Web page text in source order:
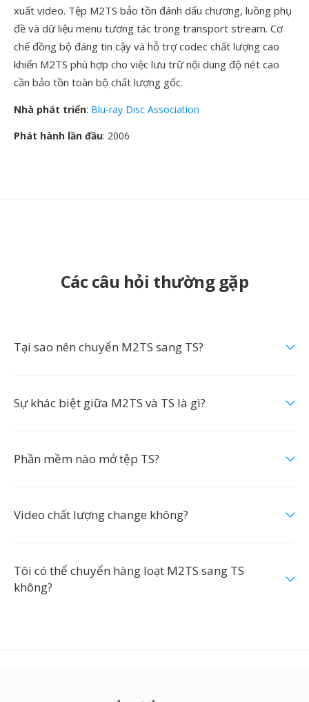
xuất video. Tệp M2TS bảo tồn đánh dấu chương, luồng phụ
đề và dữ liệu menu tương tác trong transport stream. Cơ
chế đồng bộ đáng tin cậy và hỗ trợ codec chất lượng cao
khiến M2TS phù hợp cho việc lưu trữ nội dung độ nét cao
cần bảo tồn toàn bộ chất lượng gốc.
Nhà phát triển: Blu-ray Disc Association
Phát hành lần đầu: 2006
Các câu hỏi thường gặp
Tại sao nên chuyển M2TS sang TS?
Sự khác biệt giữa M2TS và TS là gì?
Phần mềm nào mở tệp TS?
Video chất lượng change không?
Tôi có thể chuyển hàng loạt M2TS sang TS
không?